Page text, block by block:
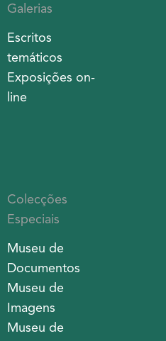
Galerias
Escritos
temáticos
Exposições on-
line
Colecções
Especiais
Museu de
Documentos
Museu de
Imagens
Museu de